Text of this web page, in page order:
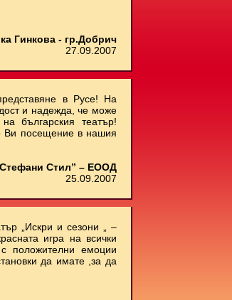
Гинкова - гр.Добрич
27.09.2007
в Русе! На
и надежда, че може
българския театър!
Ви посещение в нашия
Стил” – ЕООД
25.09.2007
„Искри и сезони „ –
игра на всички
положителни емоции
да имате ,за да